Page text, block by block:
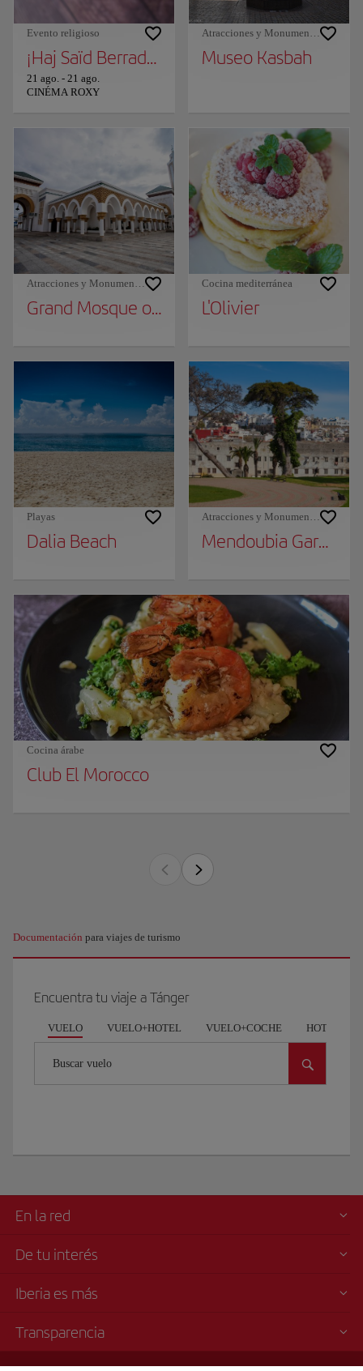
Evento religioso
¡Haj Saïd Berrada en Tánger!
21 ago. - 21 ago.
CINÉMA ROXY
Atracciones y Monumentos
Museo Kasbah
Atracciones y Monumentos
Grand Mosque of Tangier
Cocina mediterránea
L'Olivier
Playas
Dalia Beach
Atracciones y Monumentos
Mendoubia Gardens
Cocina árabe
Club El Morocco
Documentación para viajes de turismo
Encuentra tu viaje a Tánger
VUELO VUELO+HOTEL VUELO+COCHE HOTEL
Buscar vuelo
En la red
De tu interés
Iberia es más
Transparencia